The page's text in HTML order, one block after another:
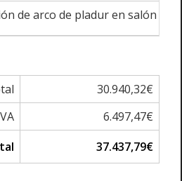
de arco de pladur en salón
30.940,32€
6.497,47€
37.437,79€